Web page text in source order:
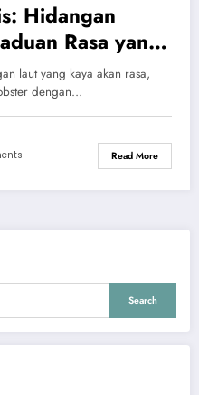
Hidangan
Rasa yang
laut yang kaya akan rasa,
dengan…
Read More
Search